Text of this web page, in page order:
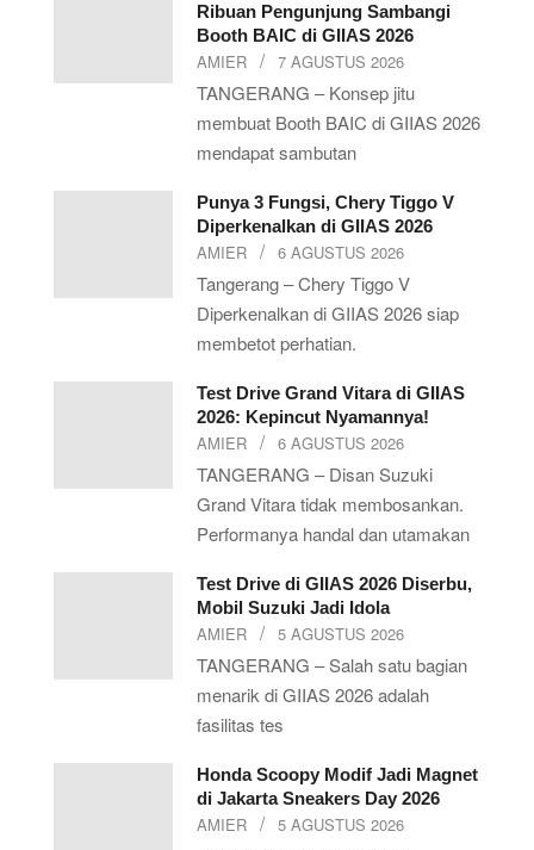
Ribuan Pengunjung Sambangi
Booth BAIC di GIIAS 2026
AMIER 7 AGUSTUS 2026
TANGERANG – Konsep jitu
membuat Booth BAIC di GIIAS 2026
mendapat sambutan
Punya 3 Fungsi, Chery Tiggo V
Diperkenalkan di GIIAS 2026
AMIER 6 AGUSTUS 2026
Tangerang – Chery Tiggo V
Diperkenalkan di GIIAS 2026 siap
membetot perhatian.
Test Drive Grand Vitara di GIIAS
2026: Kepincut Nyamannya!
AMIER 6 AGUSTUS 2026
TANGERANG – Disan Suzuki
Grand Vitara tidak membosankan.
Performanya handal dan utamakan
Test Drive di GIIAS 2026 Diserbu,
Mobil Suzuki Jadi Idola
AMIER 5 AGUSTUS 2026
TANGERANG – Salah satu bagian
menarik di GIIAS 2026 adalah
fasilitas tes
Honda Scoopy Modif Jadi Magnet
di Jakarta Sneakers Day 2026
AMIER 5 AGUSTUS 2026